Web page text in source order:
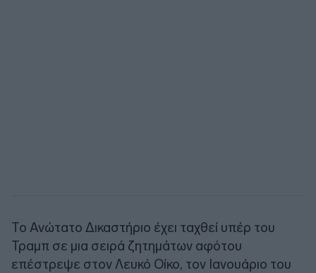
Το Ανώτατο Δικαστήριο έχει ταχθεί υπέρ του
Τραμπ σε μια σειρά ζητημάτων αφότου
επέστρεψε στον Λευκό Οίκο, τον Ιανουάριο του